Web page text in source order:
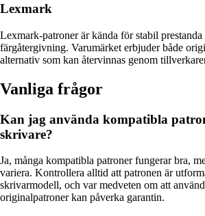
Lexmark
Lexmark-patroner är kända för stabil prestanda
färgåtergivning. Varumärket erbjuder både
alternativ som kan återvinnas genom
Vanliga frågor
Kan jag använda kompatibla
skrivare?
Ja, många kompatibla patroner fungerar bra,
variera. Kontrollera alltid att patronen är
skrivarmodell, och var medveten om att
originalpatroner kan påverka garantin.